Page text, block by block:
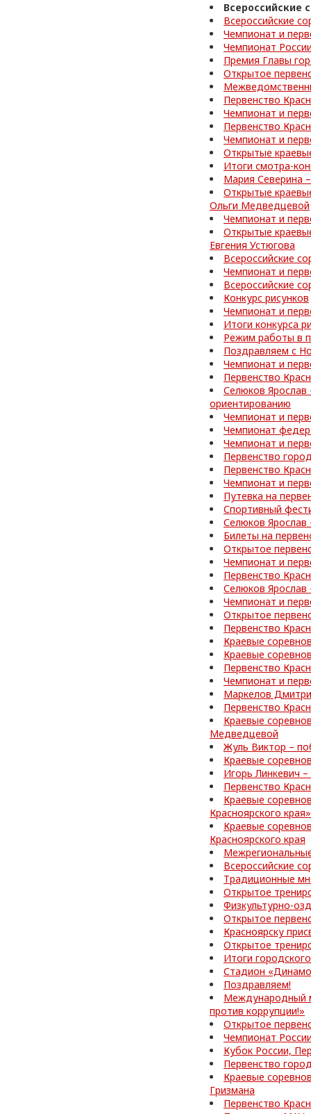
Всероссийские
Всероссийские
Чемпионат и
Чемпионат
Премия Главы
Открытое
Первенство
Чемпионат и
Первенство
Чемпионат и
Открытые
Итоги смотра-
Мария Северина
Открытые
Ольги Медведцевой
Чемпионат и
Открытые
Евгения Устюгова
Всероссийские
Чемпионат и
Всероссийские
Конкурс рисунков
Чемпионат и
Итоги конкурса
Режим работы в
Поздравляем с
Чемпионат и
Первенство
Селюков Ярослав
ориентированию
Чемпионат и
Чемпионат
Чемпионат и
Первенство
Первенство
Чемпионат и
Путевка на
Спортивный
Селюков Ярослав
Билеты на
Открытое
Чемпионат и
Первенство
Селюков Ярослав
Чемпионат и
Открытое
Первенство
Краевые
Краевые
Первенство
Чемпионат и
Маркелов
Первенство
Краевые
Медведцевой
Жуль Виктор –
Краевые
Игорь Линкевич
Первенство
Краевые
Красноярского края»
Краевые
Красноярского края
Всероссийские
Традиционные
Открытое
Физкультурно-
Открытое
Красноярску
Открытое
Итоги
Стадион
Поздравляем!
Международный
против коррупции!»
Открытое
Чемпионат
Кубок России,
Первенство
Краевые
Гризмана
Первенство